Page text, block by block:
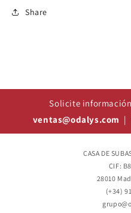
Share
Solicite
ventas@odalys.com |
CASA DE
CIF:
28010
(+34)